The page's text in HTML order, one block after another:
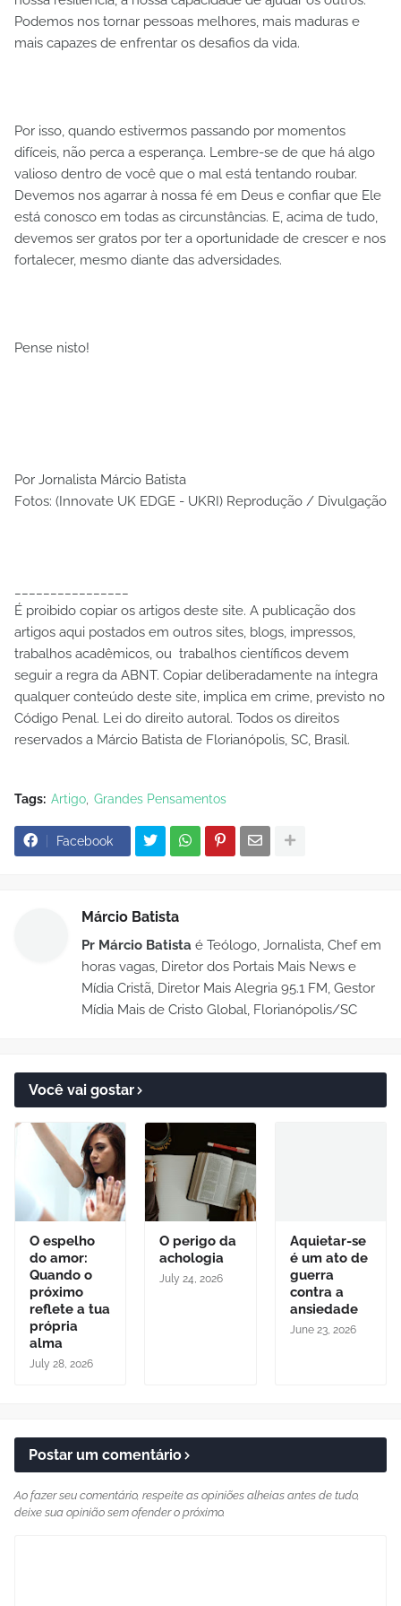
Podemos nos tornar pessoas melhores, mais maduras e
mais capazes de enfrentar os desafios da vida.
Por isso, quando estivermos passando por momentos
difíceis, não perca a esperança. Lembre-se de que há algo
valioso dentro de você que o mal está tentando roubar.
Devemos nos agarrar à nossa fé em Deus e confiar que Ele
está conosco em todas as circunstâncias. E, acima de tudo,
devemos ser gratos por ter a oportunidade de crescer e nos
fortalecer, mesmo diante das adversidades.
Pense nisto!
Por Jornalista Márcio Batista
Fotos: (Innovate UK EDGE - UKRI) Reprodução / Divulgação
É proibido copiar os artigos deste site. A publicação dos
artigos aqui postados em outros sites, blogs, impressos,
trabalhos acadêmicos, ou trabalhos científicos devem
seguir a regra da ABNT. Copiar deliberadamente na íntegra
qualquer conteúdo deste site, implica em crime, previsto no
Código Penal. Lei do direito autoral. Todos os direitos
reservados a Márcio Batista de Florianópolis, SC, Brasil.
Tags: Artigo Grandes Pensamentos
Facebook
Márcio Batista
Pr Márcio Batista é Teólogo, Jornalista, Chef em
horas vagas, Diretor dos Portais Mais News e
Mídia Cristã, Diretor Mais Alegria 95.1 FM, Gestor
Mídia Mais de Cristo Global, Florianópolis/SC
Você vai gostar
O espelho
do amor:
Quando o
próximo
reflete a tua
própria
alma
July 28, 2026
O perigo da
achologia
July 24, 2026
Aquietar-se
é um ato de
guerra
contra a
ansiedade
June 23, 2026
Postar um comentário
Ao fazer seu comentário, respeite as opiniões alheias antes de tudo,
deixe sua opinião sem ofender o próximo.